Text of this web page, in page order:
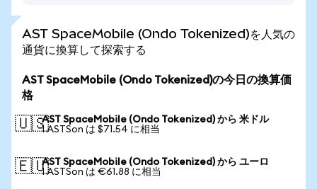
AST SpaceMobile (Ondo Tokenized)を人気の
通貨に換算して探索する
AST SpaceMobile (Ondo Tokenized)の今日の換算価
格
🇺🇸AST SpaceMobile (Ondo Tokenized) から 米ドル
1 ASTSon は $71.54 に相当
🇪🇺AST SpaceMobile (Ondo Tokenized) から ユーロ
1 ASTSon は €61.88 に相当